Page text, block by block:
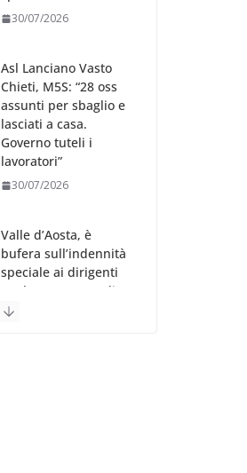
30/07/2026
Asl Lanciano Vasto
Chieti, M5S: “28 oss
assunti per sbaglio e
lasciati a casa.
Governo tuteli i
lavoratori”
30/07/2026
Valle d’Aosta, è
bufera sull’indennità
speciale ai dirigenti
Ausl. Le proteste di
minoranza e